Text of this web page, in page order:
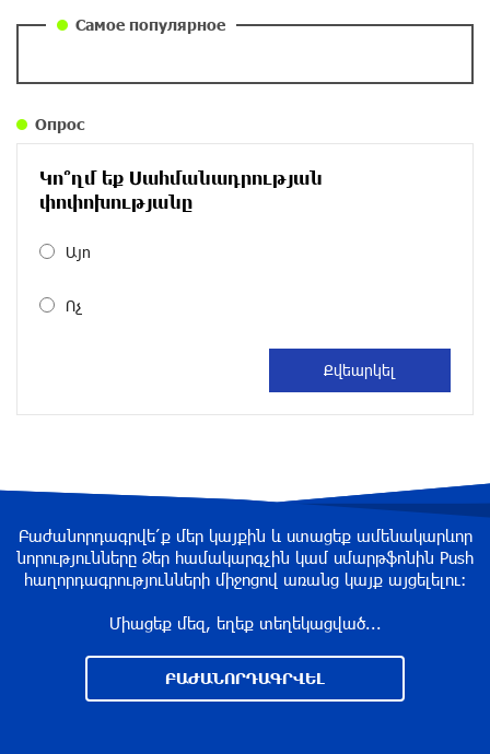
около одного месяца назад
Размик Марукян стал обладателем бронзовой
избежать энергодефицита в Армении: Алексей
около одного месяца назад
На автодороге Ереван-Севан произошел
около одного месяца назад
Оппозиция Грузии отказалась от мандатов и
Самое популярное
Опрос
Կո՞ղմ եք Սահմանադրության
փոփոխությանը
Այո
Ոչ
Բաժանորդագրվե՛ք մեր կայքին և ստացեք ամենակարևոր
նորությունները Ձեր համակարգչին կամ սմարթֆոնին Push
հաղորդագրությունների միջոցով առանց կայք այցելելու։
Միացեք մեզ, եղեք տեղեկացված...
ԲԱԺԱՆՈՐԴԱԳՐՎԵԼ